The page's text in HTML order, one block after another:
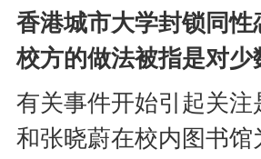
香港城市大学封锁同
校方的做法被指是对
有关事件开始引起关
和张晓蔚在校内图书